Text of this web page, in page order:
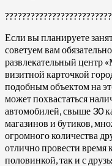
Если вы планируете
советуем вам
развлекательный центр
визитной карточкой
подобным объектом на
может похвастаться
автомобилей, свыше 30
магазинов и бутиков,
огромного количества
отлично провести время
половинкой, так и с